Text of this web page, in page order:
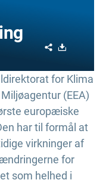
Share
for Klima
(EEA)
europæiske
har til formål at
virkninger af
for
som helhed i